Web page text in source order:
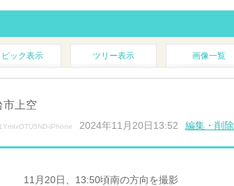
ピック表示 ツリー表示 画像一覧
上空
1YmIxOTU5ND-iPhone 2024年11月20日13:52 編集・削除
11月20日、13:50頃南の方向を撮影